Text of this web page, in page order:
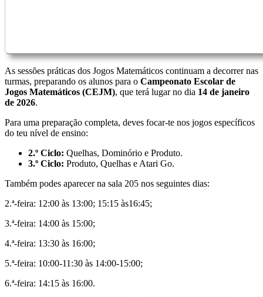
As sessões práticas dos Jogos Matemáticos continuam a decorrer nas
turmas, preparando os alunos para o Campeonato Escolar de
Jogos Matemáticos (CEJM), que terá lugar no dia 14 de janeiro
de 2026.
Para uma preparação completa, deves focar-te nos jogos específicos
do teu nível de ensino:
2.º Ciclo: Quelhas, Dominório e Produto.
3.º Ciclo: Produto, Quelhas e Atari Go.
Também podes aparecer na sala 205 nos seguintes dias:
2.ª-feira: 12:00 às 13:00; 15:15 às16:45;
3.ª-feira: 14:00 às 15:00;
4.ª-feira: 13:30 às 16:00;
5.ª-feira: 10:00-11:30 às 14:00-15:00;
6.ª-feira: 14:15 às 16:00.